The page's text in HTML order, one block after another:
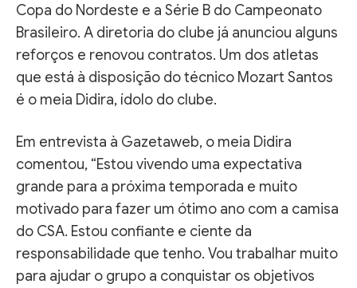
Copa do Nordeste e a Série B do Campeonato
Brasileiro. A diretoria do clube já anunciou alguns
reforços e renovou contratos. Um dos atletas
que está à disposição do técnico Mozart Santos
é o meia Didira, ídolo do clube.
Em entrevista à Gazetaweb, o meia Didira
comentou, “Estou vivendo uma expectativa
grande para a próxima temporada e muito
motivado para fazer um ótimo ano com a camisa
do CSA. Estou confiante e ciente da
responsabilidade que tenho. Vou trabalhar muito
para ajudar o grupo a conquistar os objetivos